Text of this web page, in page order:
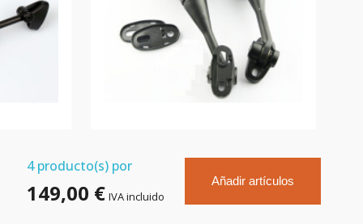
4producto(s) por
149,00 € IVA incluido
Añadir artículos